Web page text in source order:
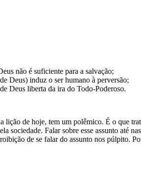
não é suficiente para a salvação;
Deus) induz o ser humano à perversão;
Deus liberta da ira do Todo-Poderoso.
lição de hoje, tem um polêmico. É o que
sociedade. Falar sobre esse assunto até
de se falar do assunto nos púlpito.